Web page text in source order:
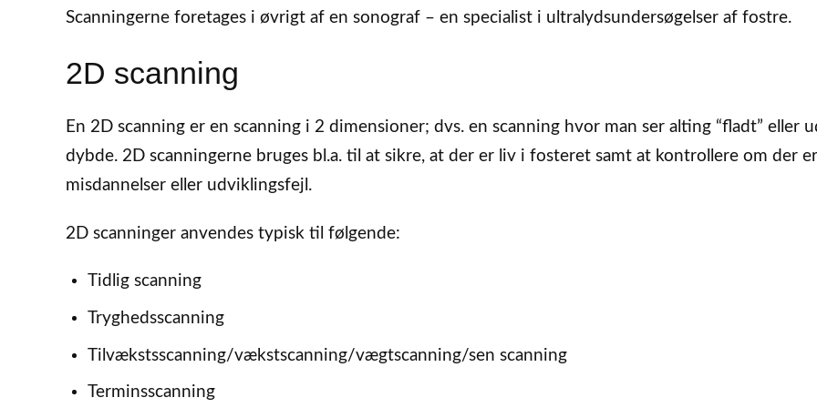
Scanningerne foretages i øvrigt af en sonograf – en specialist i ultralydsundersøgelser af fostre.
2D scanning
En 2D scanning er en scanning i 2 dimensioner; dvs. en scanning hvor man ser alting “fladt” eller
dybde. 2D scanningerne bruges bl.a. til at sikre, at der er liv i fosteret samt at kontrollere om der er
misdannelser eller udviklingsfejl.
2D scanninger anvendes typisk til følgende:
Tidlig scanning
Tryghedsscanning
Tilvækstsscanning/vækstscanning/vægtscanning/sen scanning
Terminsscanning